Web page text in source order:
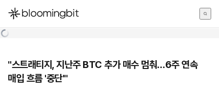
한국어
"스트래티지, 지난주 BTC 추가 매수 멈춰…6주 연속
매입 흐름 '중단'"